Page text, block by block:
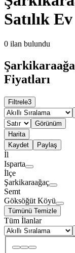
Satılık Ev
0 ilan bulundu
Fiyatları
Filtrele3
Görünüm
Harita
Kaydet
Paylaş
İl
Isparta
İlçe
Şarkikaraağaç
Semt
Göksöğüt Köyü
Tümünü Temizle
Tüm İlanlar